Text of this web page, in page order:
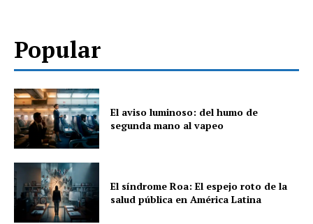
Popular
El aviso luminoso: del humo de
segunda mano al vapeo
El síndrome Roa: El espejo roto de la
salud pública en América Latina